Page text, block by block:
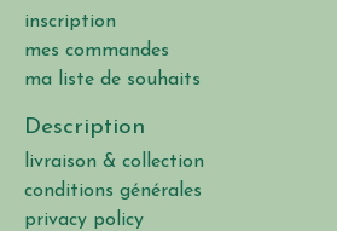
inscription
mes commandes
ma liste de souhaits
Description
livraison & collection
conditions générales
privacy policy